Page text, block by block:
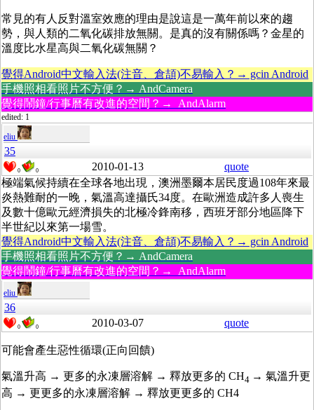
常見的有人反對溫室效應的理由是說這是一萬年前以來的趨
勢，與人類的二氧化碳排放無關。是真的沒有關係嗎？金星的
溫度比水星高與二氧化碳無關？
覺得Android中文輸入法(注音、倉頡)不易輸入？→ gcin Android
手機照相看照片不方便？→ AndCamera
覺得鬧鐘/行事曆有改進的空間？→ AndAlarm
edited: 1
eliu
35
0 0 2010-01-13
quote
極端氣候持續在全球各地出現，澳洲墨爾本居民度過108年來最
炎熱難耐的一晚，氣溫高達攝氏34度。在歐洲造成許多人喪生
及數十億歐元經濟損失的北極冷鋒南移，西班牙部分地區降下
半世紀以來第一場雪。
覺得Android中文輸入法(注音、倉頡)不易輸入？→ gcin Android
手機照相看照片不方便？→ AndCamera
覺得鬧鐘/行事曆有改進的空間？→ AndAlarm
eliu
36
0 0 2010-03-07 quote
可能會產生惡性循環(正向回饋)
氣溫升高 → 更多的永凍層溶解 → 釋放更多的 CH4 → 氣溫升更
高 → 更更多的永凍層溶解 → 釋放更更多的 CH4